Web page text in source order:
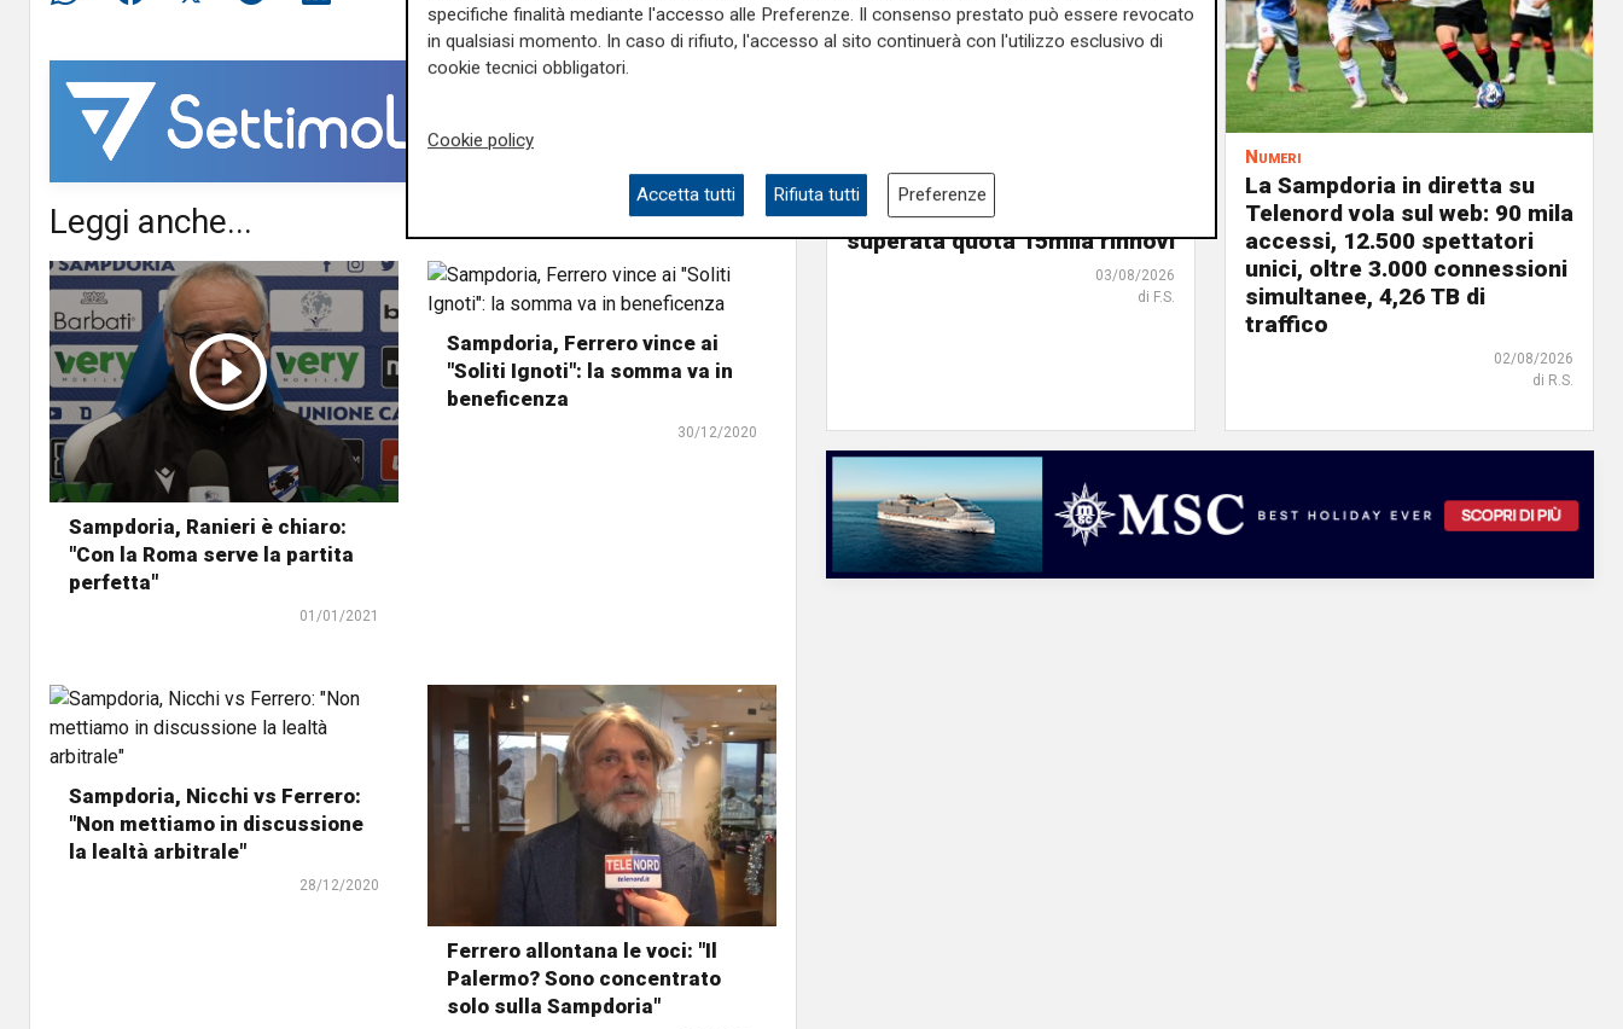
Leggi anche...
Sampdoria, Ranieri è chiaro:
"Con la Roma serve la partita
perfetta"
01/01/2021
Sampdoria, Ferrero vince ai
"Soliti Ignoti": la somma va in
beneficenza
30/12/2020
Sampdoria, Nicchi vs Ferrero:
"Non mettiamo in discussione
la lealtà arbitrale"
28/12/2020
Ferrero allontana le voci: "Il
Palermo? Sono concentrato
solo sulla Sampdoria"
Sampdoria, campagna
abbonamenti a gonfie vele:
superata quota 15mila rinnovi
03/08/2026
di F.S.
Numeri
La Sampdoria in diretta su
Telenord vola sul web: 90 mila
accessi, 12.500 spettatori
unici, oltre 3.000 connessioni
simultanee, 4,26 TB di
traffico
02/08/2026
di R.S.
specifiche finalità mediante l'accesso alle Preferenze. Il consenso prestato può essere revocato
in qualsiasi momento. In caso di rifiuto, l'accesso al sito continuerà con l'utilizzo esclusivo di
cookie tecnici obbligatori.
Cookie policy
Accetta tutti Rifiuta tutti Preferenze